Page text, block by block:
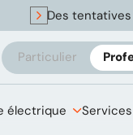
Des
Particulier
électrique